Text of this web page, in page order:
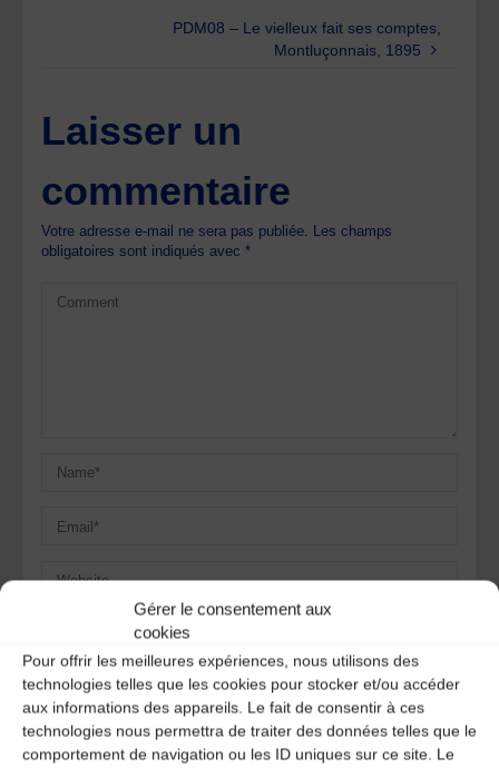
Gérer le consentement aux
cookies
Pour offrir les meilleures expériences, nous utilisons des
technologies telles que les cookies pour stocker et/ou accéder
aux informations des appareils. Le fait de consentir à ces
technologies nous permettra de traiter des données telles que le
comportement de navigation ou les ID uniques sur ce site. Le
PDM08 – Le vielleux fait ses comptes,
Montluçonnais, 1895
Laisser un
commentaire
Votre adresse e-mail ne sera pas publiée.
Les champs
obligatoires sont indiqués avec*
Save my name, email, and site URL in my browser for next
Ce site utilise Akismet pour réduire les indésirables.En
savoir plus sur la façon dont les données de vos